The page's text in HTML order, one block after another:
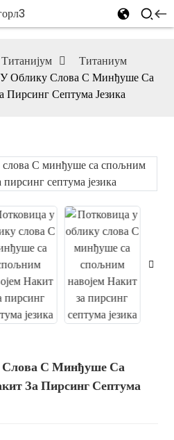
Титанијум
Титаниум
Облику Слова С Минђуше Са
Септума Језика
С Минђуше Са
За Пирсинг Септума